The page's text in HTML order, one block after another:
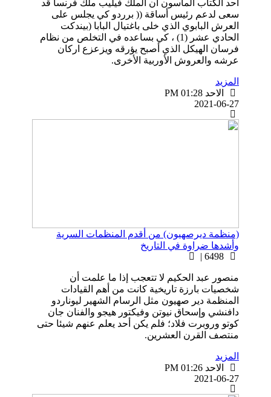
أحد الكتاب الماسون أن الملك فيليب ملك فرنسا قد
سعى لدعم رئيس أساقة (( برردو کي يجلس على
العرش البابوي الذي خلى باغتيال البابا (بيندكت
الحادي عشر (1) ، کي بساعده في التخلص من نظام
فرسان الهيكل الذي أصبح يؤرقه ويزعزع اركان
عرشه والعروش الأوربية الأخرى.
المزيد
الاحد PM 01:28
2021-06-27
(منظمة ديرصهيون) من أقدم المنظمات السرية
وأشدها ضراوة في التاريخ
منصور عبد الحكيم لا تتعجب إذا ما علمت أن
شخصيات بارزة تاريخية كانت من أهم القيادات
المنظمة دير صهيون مثل الرسام الشهير ليوناردو
دافنشي وإسحاق نيوتن وفيكتور هيجو والفنان جان
کوتو وروبرت فلاد؛ فلم يكن أحد يعلم عنهم شيئا حتى
منتصف القرن العشرين.
المزيد
الاحد PM 01:26
2021-06-27